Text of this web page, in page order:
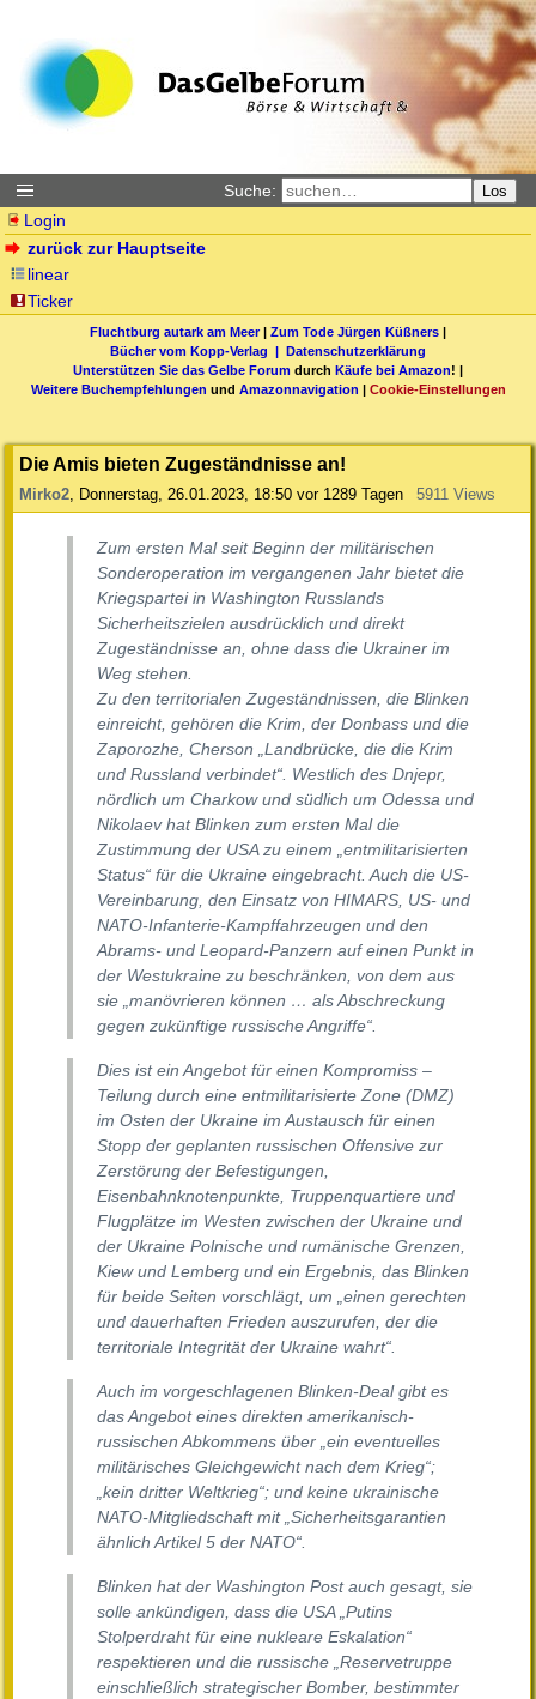
Suche: Los
Login
zurück zur Hauptseite
linear
Ticker
Fluchtburg autark am Meer| Zum Tode Jürgen Küßners |
Bücher vom Kopp-Verlag | Datenschutzerklärung
Unterstützen Sie das Gelbe Forum durch Käufe bei Amazon! |
Weitere Buchempfehlungen und Amazonnavigation | Cookie-Einstellungen
Die Amis bieten Zugeständnisse an!
Mirko2, Donnerstag, 26.01.2023, 18:50 vor 1289 Tagen 5911 Views
Zum ersten Mal seit Beginn der militärischen
Sonderoperation im vergangenen Jahr bietet die
Kriegspartei in Washington Russlands
Sicherheitszielen ausdrücklich und direkt
Zugeständnisse an, ohne dass die Ukrainer im
Weg stehen.
Zu den territorialen Zugeständnissen, die Blinken
einreicht, gehören die Krim, der Donbass und die
Zaporozhe, Cherson „Landbrücke, die die Krim
und Russland verbindet“. Westlich des Dnjepr,
nördlich um Charkow und südlich um Odessa und
Nikolaev hat Blinken zum ersten Mal die
Zustimmung der USA zu einem „entmilitarisierten
Status“ für die Ukraine eingebracht. Auch die US-
Vereinbarung, den Einsatz von HIMARS, US- und
NATO-Infanterie-Kampffahrzeugen und den
Abrams- und Leopard-Panzern auf einen Punkt in
der Westukraine zu beschränken, von dem aus
sie „manövrieren können … als Abschreckung
gegen zukünftige russische Angriffe“.
Dies ist ein Angebot für einen Kompromiss –
Teilung durch eine entmilitarisierte Zone (DMZ)
im Osten der Ukraine im Austausch für einen
Stopp der geplanten russischen Offensive zur
Zerstörung der Befestigungen,
Eisenbahnknotenpunkte, Truppenquartiere und
Flugplätze im Westen zwischen der Ukraine und
der Ukraine Polnische und rumänische Grenzen,
Kiew und Lemberg und ein Ergebnis, das Blinken
für beide Seiten vorschlägt, um „einen gerechten
und dauerhaften Frieden auszurufen, der die
territoriale Integrität der Ukraine wahrt“.
Auch im vorgeschlagenen Blinken-Deal gibt es
das Angebot eines direkten amerikanisch-
russischen Abkommens über „ein eventuelles
militärisches Gleichgewicht nach dem Krieg“;
„kein dritter Weltkrieg“; und keine ukrainische
NATO-Mitgliedschaft mit „Sicherheitsgarantien
ähnlich Artikel 5 der NATO“.
Blinken hat der Washington Post auch gesagt, sie
solle ankündigen, dass die USA „Putins
Stolperdraht für eine nukleare Eskalation“
respektieren und die russische „Reservetruppe
einschließlich strategischer Bomber, bestimmter